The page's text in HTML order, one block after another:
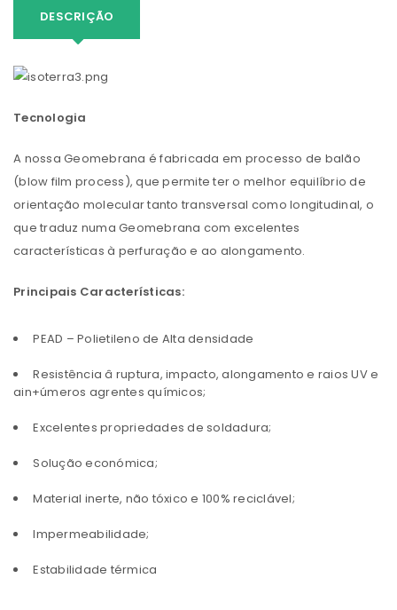
DESCRIÇÃO
Tecnologia
A nossa Geomebrana é fabricada em processo de balão
(blow film process), que permite ter o melhor equilíbrio de
orientação molecular tanto transversal como longitudinal, o
que traduz numa Geomebrana com excelentes
características à perfuração e ao alongamento.
Principais Características:
PEAD – Polietileno de Alta densidade
Resistência â ruptura, impacto, alongamento e raios UV e
ain+úmeros agrentes químicos;
Excelentes propriedades de soldadura;
Solução económica;
Material inerte, não tóxico e 100% reciclável;
Impermeabilidade;
Estabilidade térmica